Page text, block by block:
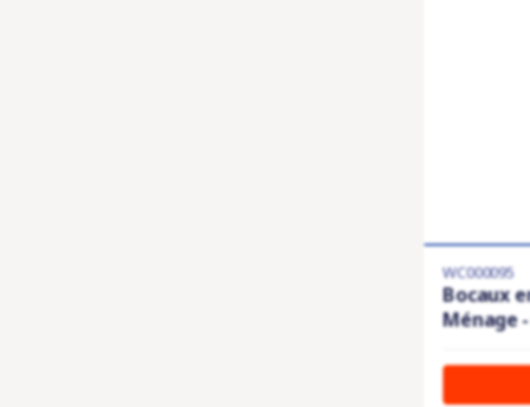
WC000095
Bocaux
Ménage